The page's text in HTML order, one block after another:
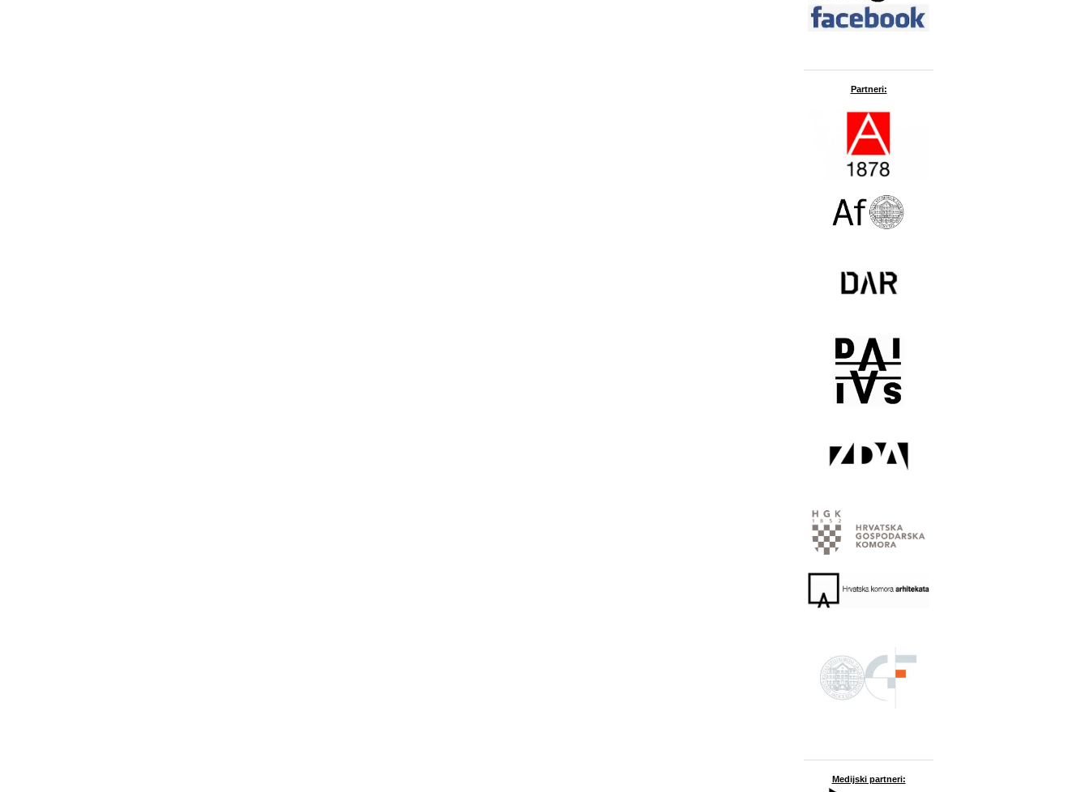
Partneri:
Medijski partneri: